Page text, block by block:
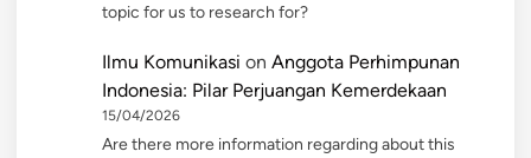
topic for us to research for?
Ilmu Komunikasi on Anggota Perhimpunan
Indonesia: Pilar Perjuangan Kemerdekaan
15/04/2026
Are there more information regarding about this